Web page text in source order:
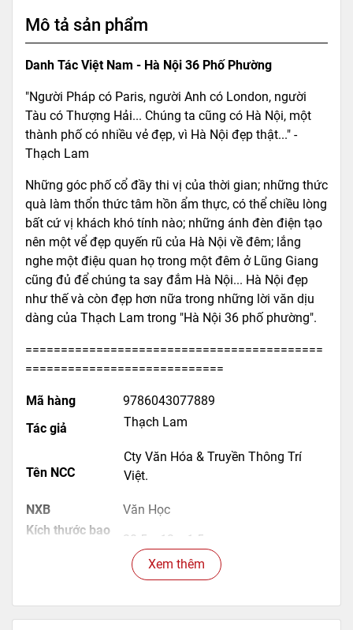
Mô tả sản phẩm
Danh Tác Việt Nam - Hà Nội 36 Phố Phường
"Người Pháp có Paris, người Anh có London, người
Tàu có Thượng Hải... Chúng ta cũng có Hà Nội, một
thành phố có nhiều vẻ đẹp, vì Hà Nội đẹp thật..." -
Thạch Lam
Những góc phố cổ đầy thi vị của thời gian; những thức
quà làm thổn thức tâm hồn ẩm thực, có thể chiều lòng
bất cứ vị khách khó tính nào; những ánh đèn điện tạo
nên một vể đẹp quyến rũ của Hà Nội về đêm; lắng
nghe một điệu quan họ trong một đêm ở Lũng Giang
cũng đủ để chúng ta say đắm Hà Nội... Hà Nội đẹp
như thế và còn đẹp hơn nữa trong những lời văn dịu
dàng của Thạch Lam trong "Hà Nội 36 phố phường".
==========================================
============================
Mã hàng
9786043077889
Tác giả
Thạch Lam
Tên NCC
Cty Văn Hóa & Truyền Thông Trí
Việt.
NXB
Văn Học
Kích thước bao
20.5 x 13 x 1.5 cm
300
Hình thức
Bìa mềm
Xem thêm